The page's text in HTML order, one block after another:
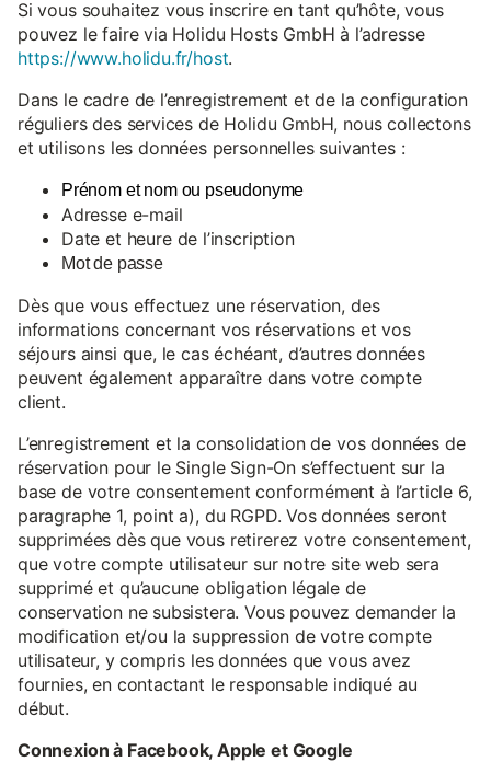
Si vous souhaitez vous inscrire en tant qu’hôte, vous
pouvez le faire via Holidu Hosts GmbH à l’adresse
https://www.holidu.fr/host.
Dans le cadre de l’enregistrement et de la configuration
réguliers des services de Holidu GmbH, nous collectons
et utilisons les données personnelles suivantes :
Prénom et nom ou pseudonyme
Adresse e-mail
Date et heure de l’inscription
Mot de passe
Dès que vous effectuez une réservation, des
informations concernant vos réservations et vos
séjours ainsi que, le cas échéant, d’autres données
peuvent également apparaître dans votre compte
client.
L’enregistrement et la consolidation de vos données de
réservation pour le Single Sign-On s’effectuent sur la
base de votre consentement conformément à l’article 6,
paragraphe 1, point a), du RGPD. Vos données seront
supprimées dès que vous retirerez votre consentement,
que votre compte utilisateur sur notre site web sera
supprimé et qu’aucune obligation légale de
conservation ne subsistera. Vous pouvez demander la
modification et/ou la suppression de votre compte
utilisateur, y compris les données que vous avez
fournies, en contactant le responsable indiqué au
début.
Connexion à Facebook, Apple et Google